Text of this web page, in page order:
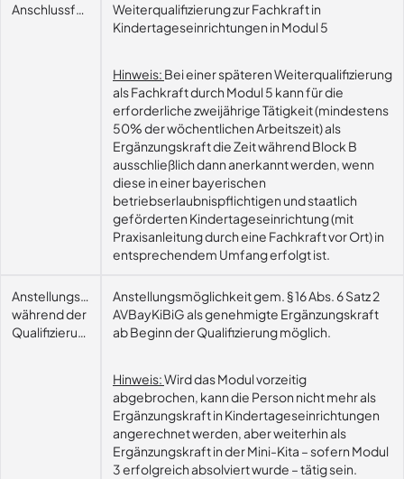
AnschlussfähigkeitWeiterqualifizierung zur Fachkraft in
Kindertageseinrichtungen in Modul 5
Hinweis: Bei einer späteren Weiterqualifizierung
als Fachkraft durch Modul 5 kann für die
erforderliche zweijährige Tätigkeit (mindestens
50% der wöchentlichen Arbeitszeit) als
Ergänzungskraft die Zeit während Block B
ausschließlich dann anerkannt werden, wenn
diese in einer bayerischen
betriebserlaubnispflichtigen und staatlich
geförderten Kindertageseinrichtung (mit
Praxisanleitung durch eine Fachkraft vor Ort) in
entsprechendem Umfang erfolgt ist.
Anstellungsmöglichkeit
während der
Qualifizierung
Anstellungsmöglichkeit gem. § 16 Abs. 6 Satz 2
AVBayKiBiG als genehmigte Ergänzungskraft
ab Beginn der Qualifizierung möglich.
Hinweis:Wird das Modul vorzeitig
abgebrochen, kann die Person nicht mehr als
Ergänzungskraft in Kindertageseinrichtungen
angerechnet werden, aber weiterhin als
Ergänzungskraft in der Mini-Kita – sofern Modul
3 erfolgreich absolviert wurde – tätig sein.